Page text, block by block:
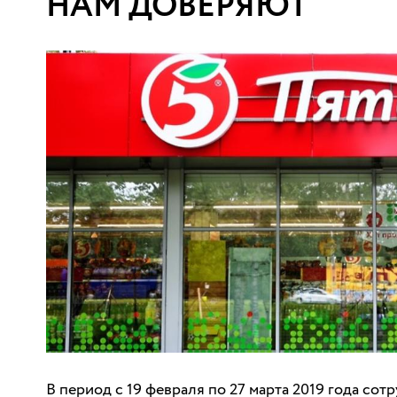
В период с 19 февраля по 27 марта 2019 года